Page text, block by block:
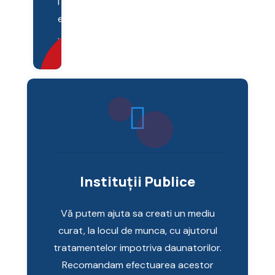
e
.
Instituții Publice
Vă putem ajuta sa creati un mediu
curat, la locul de munca, cu ajutorul
tratamentelor impotriva daunatorilor.
Recomandam efectuarea acestor